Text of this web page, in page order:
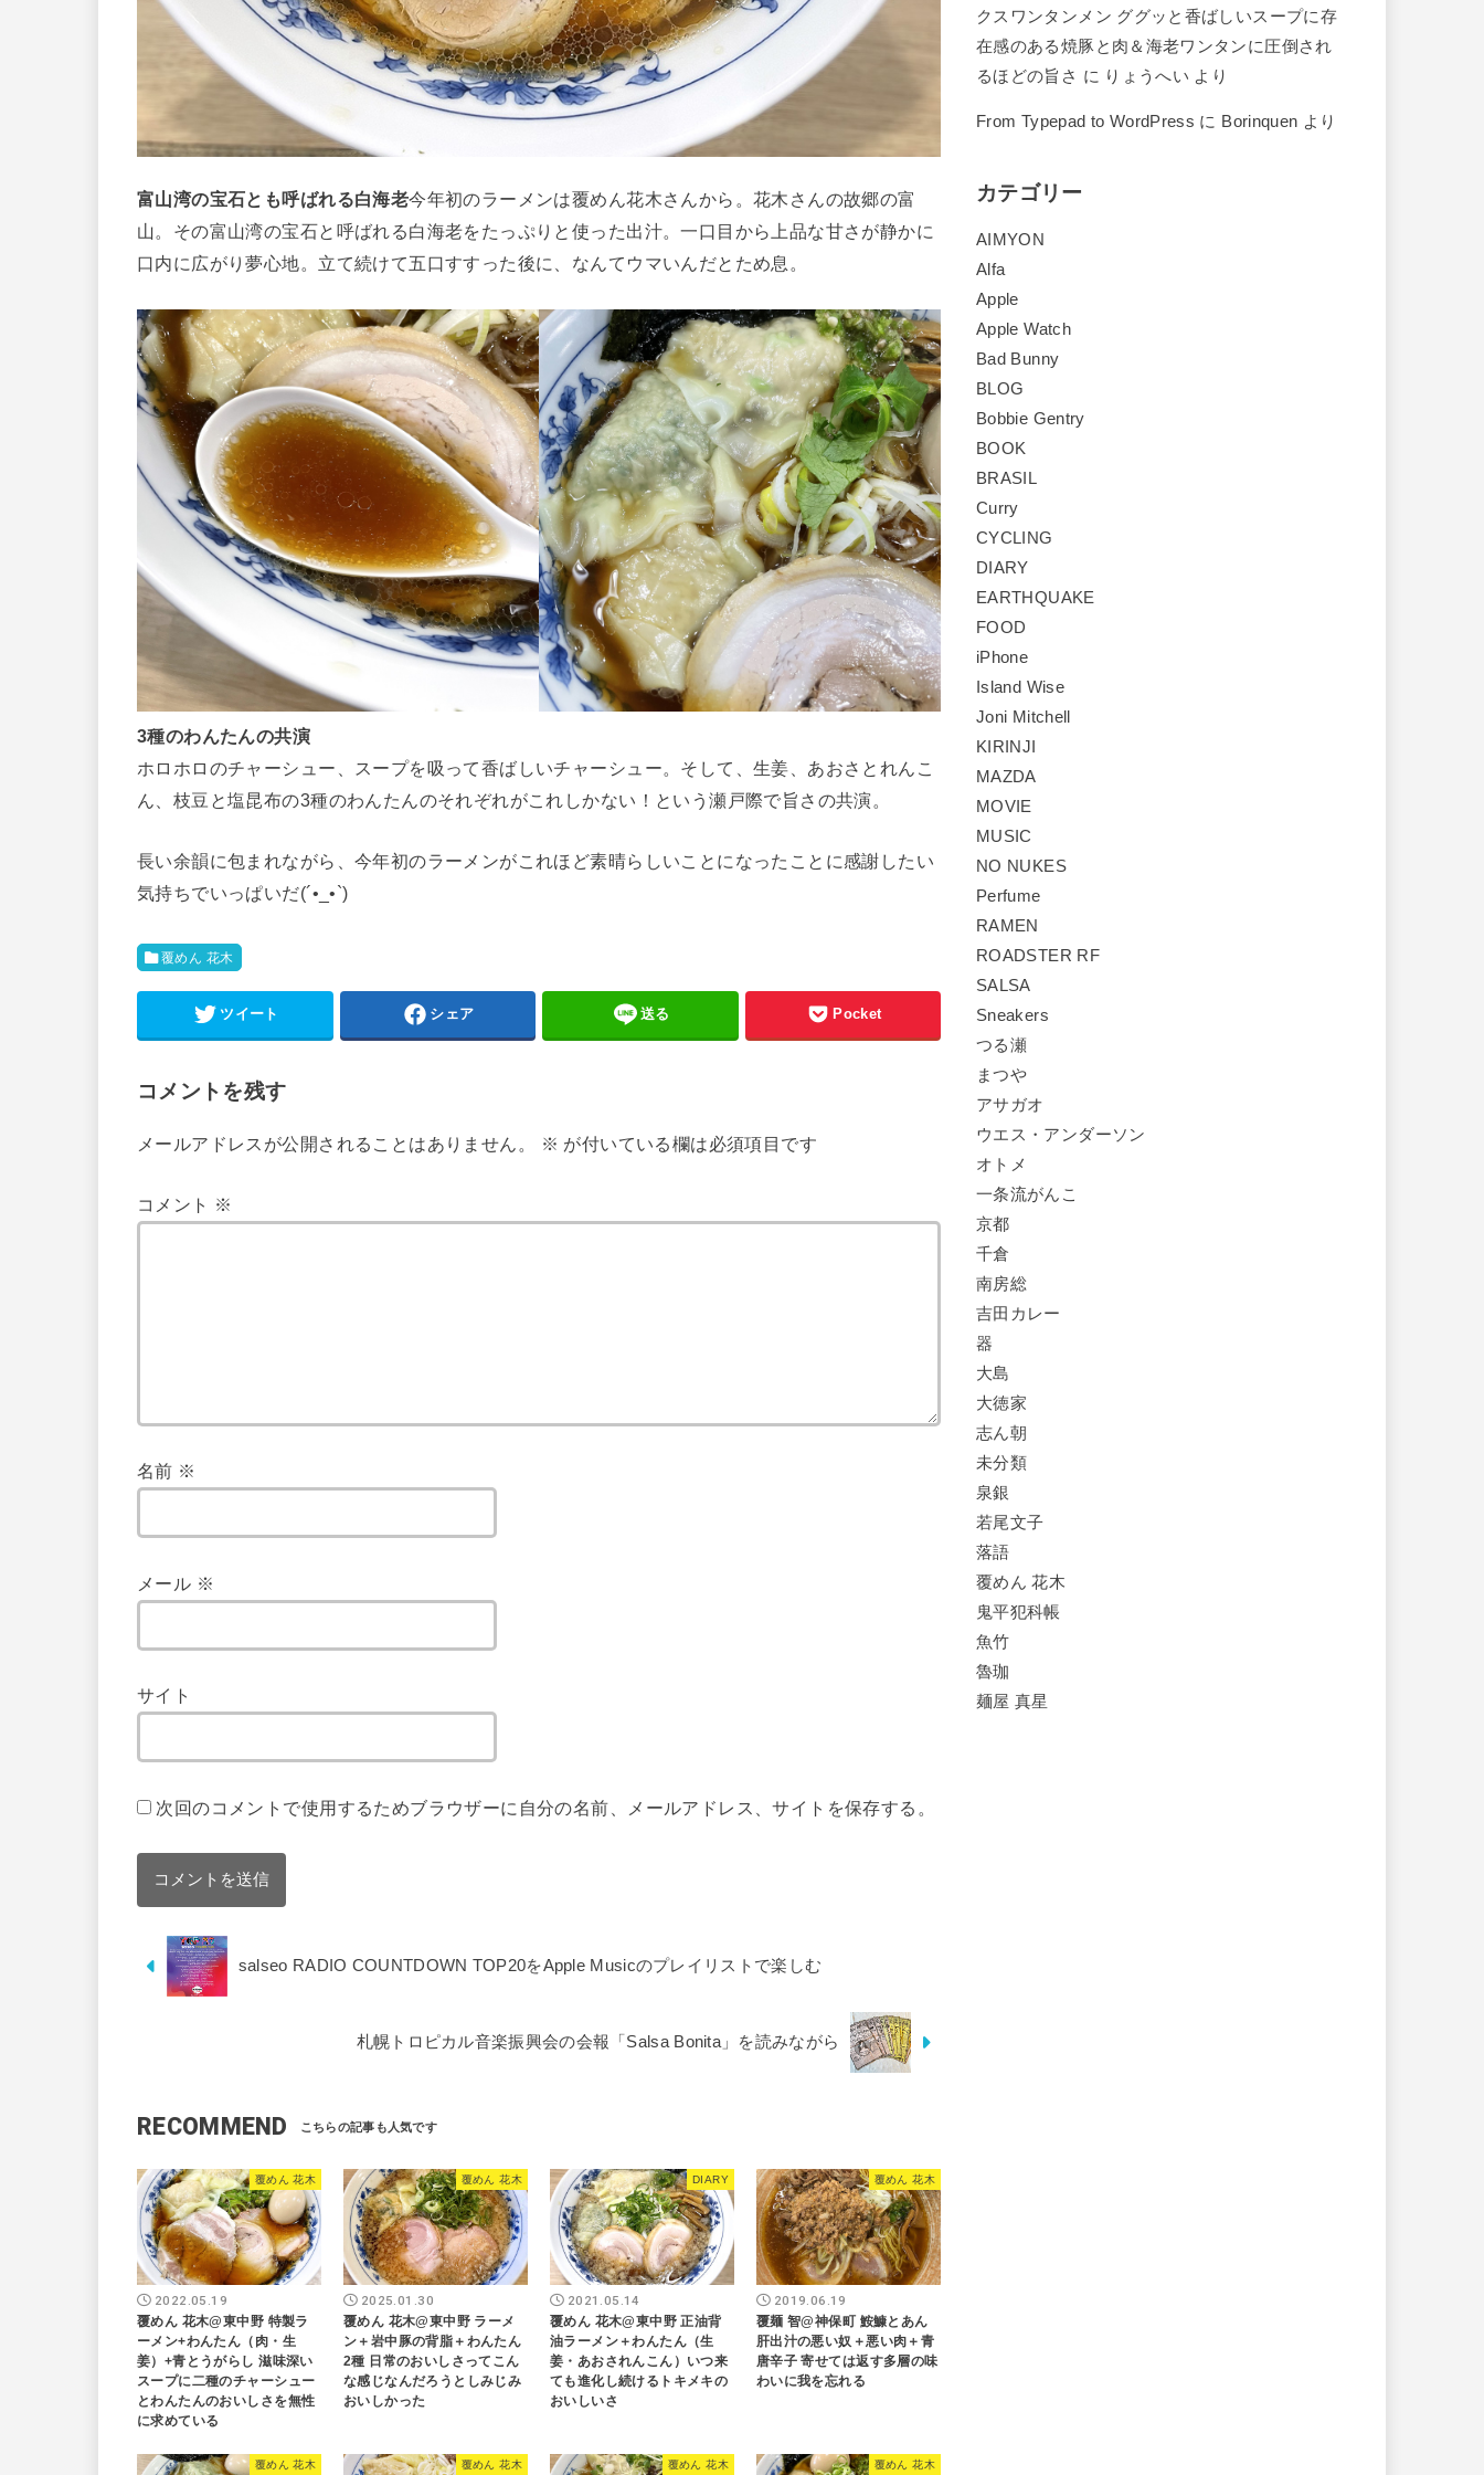
富山湾の宝石とも呼ばれる白海老今年初のラーメンは覆めん花木さんから。花木さんの故郷の富
山。その富山湾の宝石と呼ばれる白海老をたっぷりと使った出汁。一口目から上品な甘さが静かに
口内に広がり夢心地。立て続けて五口すすった後に、なんてウマいんだとため息。
3種のわんたんの共演
ホロホロのチャーシュー、スープを吸って香ばしいチャーシュー。そして、生姜、あおさとれんこ
ん、枝豆と塩昆布の3種のわんたんのそれぞれがこれしかない！という瀬戸際で旨さの共演。
長い余韻に包まれながら、今年初のラーメンがこれほど素晴らしいことになったことに感謝したい
気持ちでいっぱいだ(´•_•`)
覆めん 花木
ツイート シェア 送る Pocket
コメントを残す
メールアドレスが公開されることはありません。 ※ が付いている欄は必須項目です
コメント ※
名前 ※
メール ※
サイト
次回のコメントで使用するためブラウザーに自分の名前、メールアドレス、サイトを保存する。
salseo RADIO COUNTDOWN TOP20をApple Musicのプレイリストで楽しむ
札幌トロピカル音楽振興会の会報「Salsa Bonita」を読みながら
RECOMMEND
覆めん 花木
2022.05.19
覆めん 花木@東中野 特製ラ
ーメン+わんたん（肉・生
姜）+青とうがらし 滋味深い
スープに二種のチャーシュー
とわんたんのおいしさを無性
に求めている
覆めん 花木
2025.01.30
覆めん 花木@東中野 ラーメ
ン＋岩中豚の背脂＋わんたん
2種 日常のおいしさってこん
な感じなんだろうとしみじみ
おいしかった
DIARY
2021.05.14
覆めん 花木@東中野 正油背
油ラーメン＋わんたん（生
姜・あおされんこん）いつ来
ても進化し続けるトキメキの
おいしいさ
覆めん 花木
2019.06.19
覆麺 智@神保町 鮟鱇とあん
肝出汁の悪い奴＋悪い肉＋青
唐辛子 寄せては返す多層の味
わいに我を忘れる
覆めん 花木 覆めん 花木 覆めん 花木 覆めん 花木
クスワンタンメン ググッと香ばしいスープに存
在感のある焼豚と肉＆海老ワンタンに圧倒され
るほどの旨さ に りょうへい より
From Typepad to WordPress に Borinquen より
カテゴリー
AIMYON
Alfa
Apple
Apple Watch
Bad Bunny
BLOG
Bobbie Gentry
BOOK
BRASIL
Curry
CYCLING
DIARY
EARTHQUAKE
FOOD
iPhone
Island Wise
Joni Mitchell
KIRINJI
MAZDA
MOVIE
MUSIC
NO NUKES
Perfume
RAMEN
ROADSTER RF
SALSA
Sneakers
つる瀬
まつや
アサガオ
ウエス・アンダーソン
オトメ
一条流がんこ
京都
千倉
南房総
吉田カレー
器
大島
大徳家
志ん朝
未分類
泉銀
若尾文子
落語
覆めん 花木
鬼平犯科帳
魚竹
魯珈
麺屋 真星